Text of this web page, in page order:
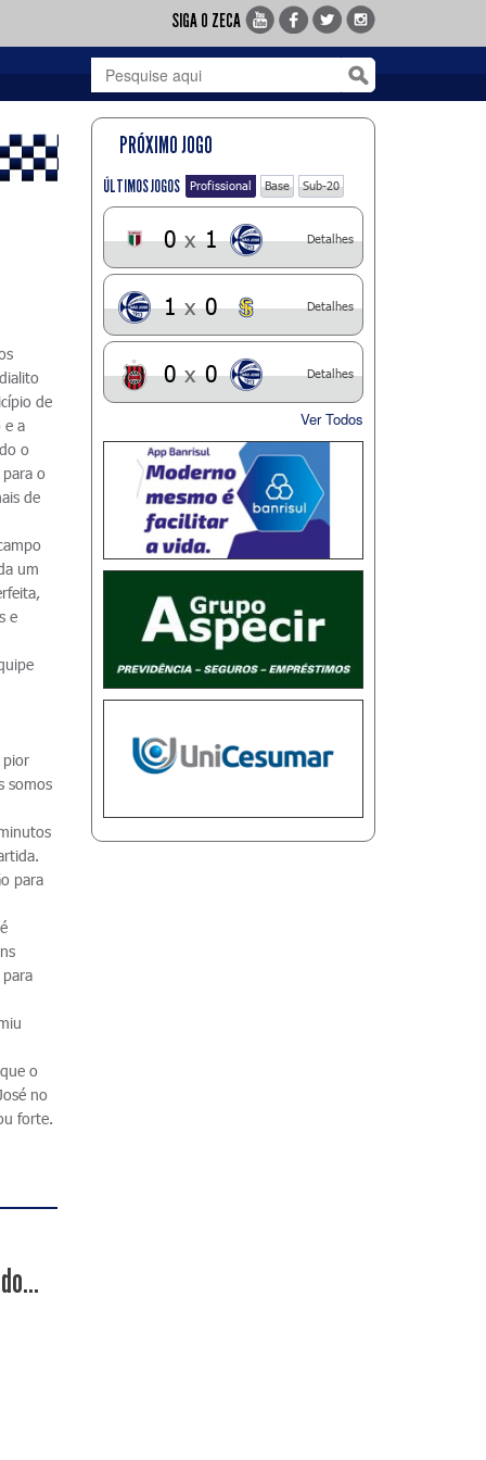
SIGA O ZECA
de
e a
o
o
de
um
e
pior
somos
para
o
no
forte.
PRÓXIMO JOGO
ÚLTIMOS JOGOS Profissional Base Sub-20
0 x 1 Detalhes
1 x 0 Detalhes
0 x 0 Detalhes
Ver Todos